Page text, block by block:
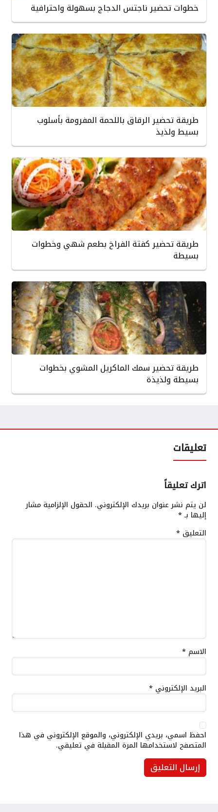
خطوات تحضير ناجتس الدجاج بسهولة واحترافية
طريقة تحضير الرقاق باللحمة المفرومة بأسلوب
بسيط ولذيذ
طريقة تحضير كفتة الفراخ بطعم شهي وخطوات
بسيطة
طريقة تحضير سمك الماكريل المشوي بخطوات
بسيطة ولذيذة
تعليقات
اترك تعليقاً
لن يتم نشر عنوان بريدك الإلكتروني. الحقول الإلزامية مشار
إليها بـ*
التعليق *
الاسم *
البريد الإلكتروني *
احفظ اسمي، بريدي الإلكتروني، والموقع الإلكتروني في هذا
المتصفح لاستخدامها المرة المقبلة في تعليقي.